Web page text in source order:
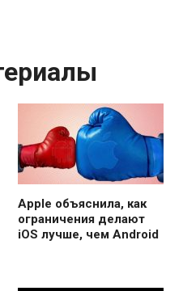
Apple объяснила, как
ограничения делают
iOS лучше, чем Android